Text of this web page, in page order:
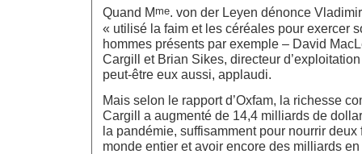
Quand Mme. von der Leyen dénonce
« utilisé la faim et les céréales pour exercer
hommes présents par exemple – David
Cargill et Brian Sikes, directeur
peut-être eux aussi, applaudi.
Mais selon le rapport d’Oxfam, la richesse
Cargill a augmenté de 14,4 milliards de
la pandémie, suffisamment pour nourrir deux
monde entier et avoir encore des milliards en